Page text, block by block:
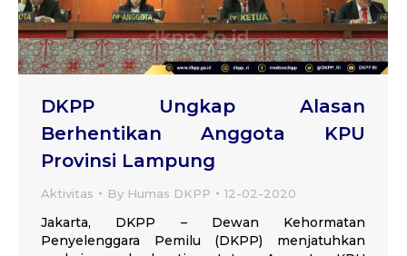
DKPP Ungkap Alasan
Berhentikan Anggota KPU
Provinsi Lampung
Aktivitas By Humas DKPP 12-02-2020
Jakarta, DKPP – Dewan Kehormatan
Penyelenggara Pemilu (DKPP) menjatuhkan